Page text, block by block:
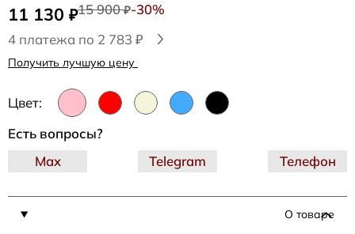
11 130 ₽15 900₽-30%
4 платежа по 2 783 ₽
Получить лучшую цену
Цвет:
О товаре
Есть вопросы?
Telegram
Max Телефон